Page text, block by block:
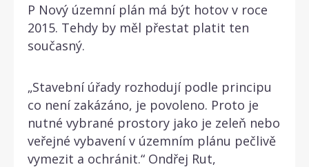
P Nový územní plán má být hotov v roce
2015. Tehdy by měl přestat platit ten
současný.
„Stavební úřady rozhodují podle principu
co není zakázáno, je povoleno. Proto je
nutné vybrané prostory jako je zeleň nebo
veřejné vybavení v územním plánu pečlivě
vymezit a ochránit.“ Ondřej Rut,